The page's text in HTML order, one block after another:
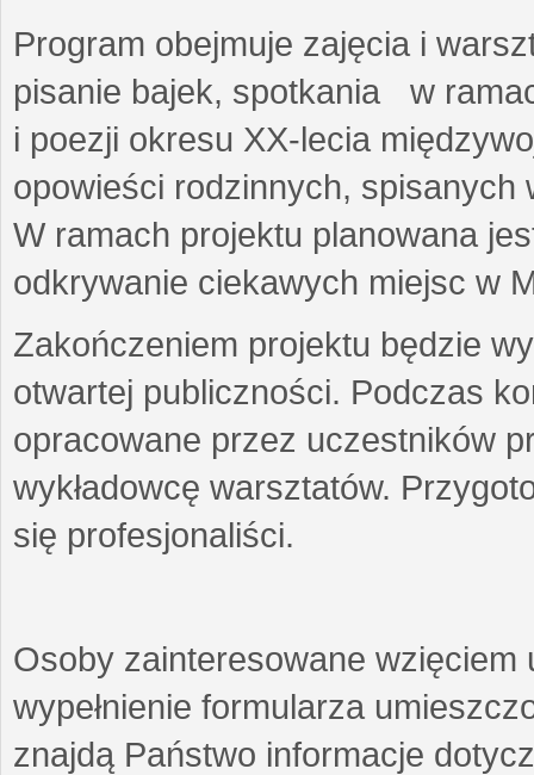
Program obejmuje zajęcia i
pisanie bajek, spotkania w
i poezji okresu XX-lecia
opowieści rodzinnych,
W ramach projektu planowana
odkrywanie ciekawych miejsc w
Zakończeniem projektu będzie
otwartej publiczności. Podczas
opracowane przez uczestników
wykładowcę warsztatów.
się profesjonaliści.
Osoby zainteresowane wzięciem
wypełnienie formularza
znajdą Państwo informacje